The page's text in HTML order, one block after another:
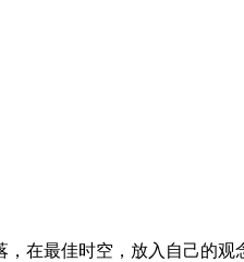
在最佳时空，放入自己的